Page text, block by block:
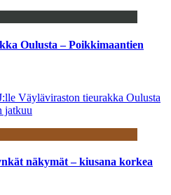
Oulusta – Poikkimaantien
Väyläviraston tieurakka Oulusta
jatkuu
näkymät – kiusana korkea